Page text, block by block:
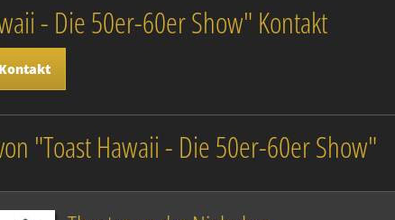
- Die 50er-60er Show" Kontakt
"Toast Hawaii - Die 50er-60er Show"